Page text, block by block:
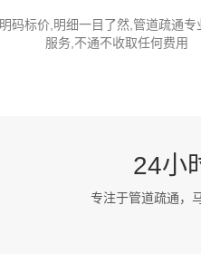
明码标价,明细一目了然,管道疏通专
服务,不通不收取任何费用
24小
专注于管道疏通，